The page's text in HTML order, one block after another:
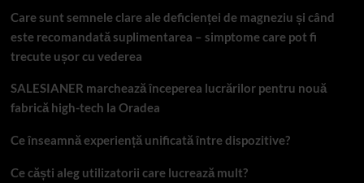
Care sunt semnele clare ale deficienței de magneziu și când
este recomandată suplimentarea – simptome care pot fi
trecute ușor cu vederea
SALESIANER marchează începerea lucrărilor pentru nouă
fabrică high-tech la Oradea
Ce înseamnă experiență unificată între dispozitive?
Ce căști aleg utilizatorii care lucrează mult?